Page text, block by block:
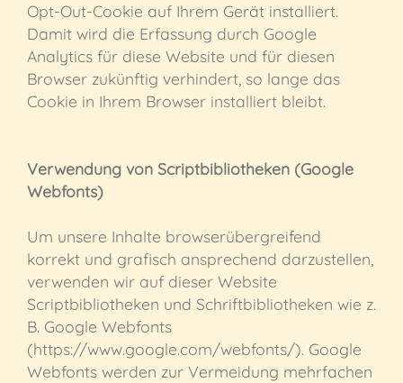
Opt-Out-Cookie auf Ihrem Gerät installiert.
Damit wird die Erfassung durch Google
Analytics für diese Website und für diesen
Browser zukünftig verhindert, so lange das
Cookie in Ihrem Browser installiert bleibt.
Verwendung von Scriptbibliotheken (Google
Webfonts)
Um unsere Inhalte browserübergreifend
korrekt und grafisch ansprechend darzustellen,
verwenden wir auf dieser Website
Scriptbibliotheken und Schriftbibliotheken wie z.
B. Google Webfonts
(https://www.google.com/webfonts/). Google
Webfonts werden zur Vermeidung mehrfachen